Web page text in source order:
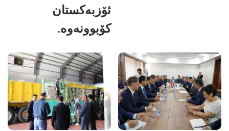
ئۆزبەکستان
کۆبوونەوە.